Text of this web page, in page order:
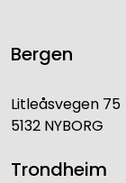
Bergen
Litleåsvegen 75
5132 NYBORG
Trondheim